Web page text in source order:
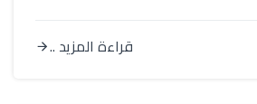
قراءة المزيد ..